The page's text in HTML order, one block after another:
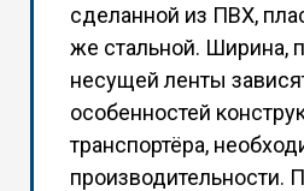
сделанной из ПВХ,
же стальной. Ширина,
несущей ленты
особенностей
транспортёра,
производительности.